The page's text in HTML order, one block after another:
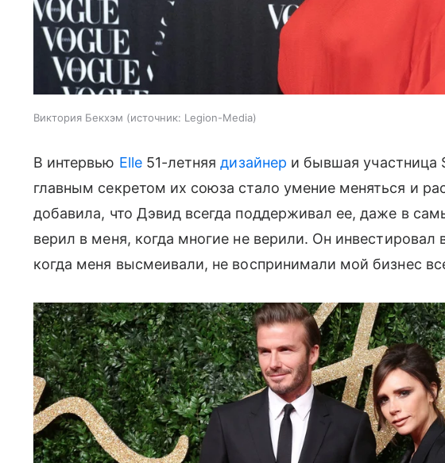
Виктория Бекхэм источник: Legion-Media
В интервью Elle51-летняядизайнер и бывшая участница
главным секретом их союза стало умение меняться и
добавила, что Дэвид всегда поддерживал ее, даже в
верил в меня, когда многие не верили. Он
когда меня высмеивали, не воспринимали мой бизнес